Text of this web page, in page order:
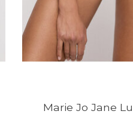
Marie Jo Jane